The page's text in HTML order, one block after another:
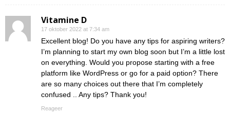
Vitamine D
17 oktober 2022 at 7:34 am
Excellent blog! Do you have any tips for aspiring writers?
I’m planning to start my own blog soon but I’m a little lost
on everything. Would you propose starting with a free
platform like WordPress or go for a paid option? There
are so many choices out there that I’m completely
confused .. Any tips? Thank you!
Reageer